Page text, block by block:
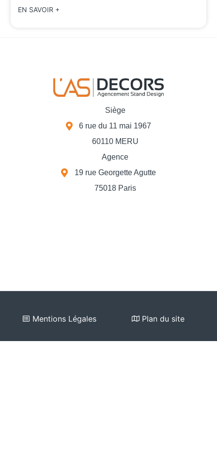
EN SAVOIR +
Siège
6 rue du 11 mai 1967
60110 MERU
Agence
19 rue Georgette Agutte
75018 Paris
Mentions Légales Plan du site